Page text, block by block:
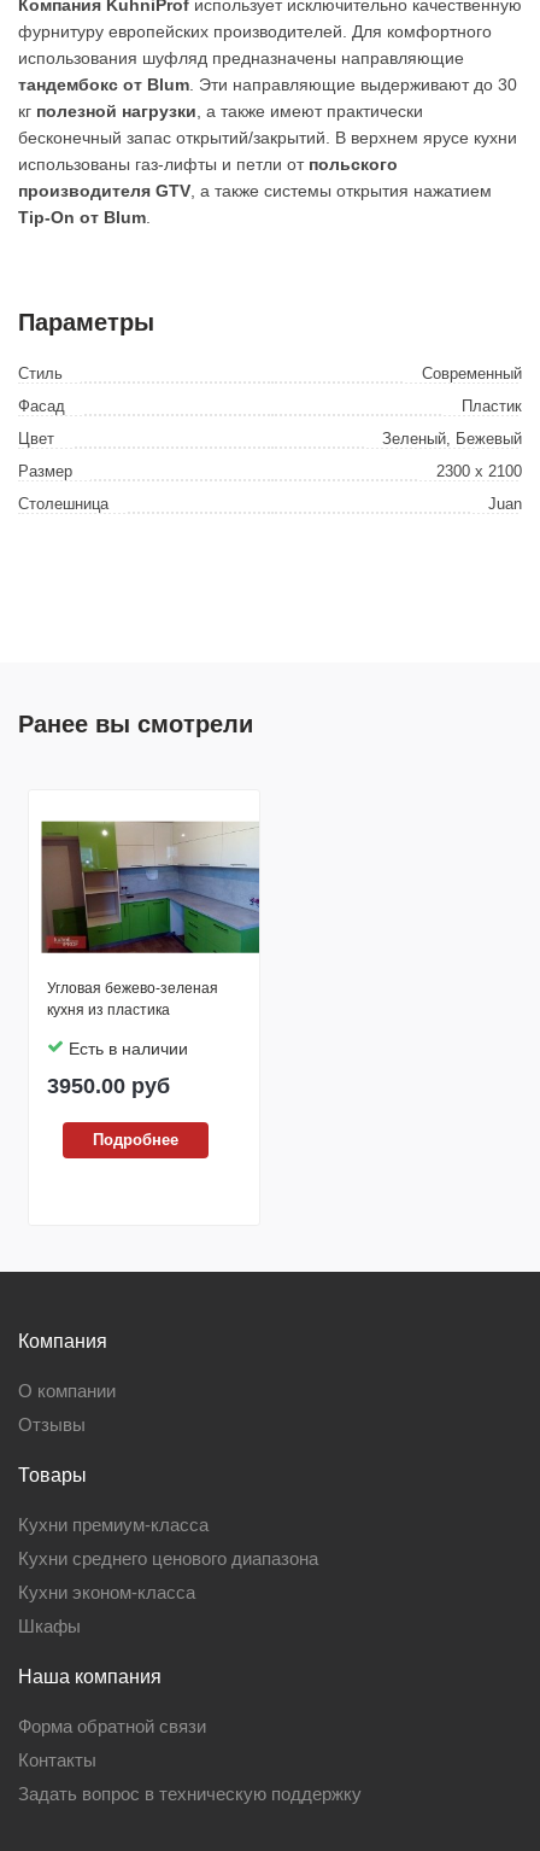
Компания KuhniProf использует исключительно качественную
фурнитуру европейских производителей. Для комфортного
использования шуфляд предназначены направляющие
тандембокс от Blum . Эти направляющие выдерживают до 30
кг полезной нагрузки , а также имеют практически
бесконечный запас открытий/закрытий. В верхнем ярусе кухни
использованы газ-лифты и петли от польского
производителя GTV , а также системы открытия нажатием
Tip-On от Blum
Параметры
Стиль
Современный
Фасад
Пластик
Цвет
Зеленый, Бежевый
Размер
2300 х 2100
Столешница
Juan
Ранее вы смотрели
Угловая бежево-зеленая
кухня из пластика
Есть в наличии
3950.00 руб
Подробнее
Компания
О компании
Отзывы
Товары
Кухни премиум-класса
Кухни среднего ценового диапазона
Кухни эконом-класса
Шкафы
Наша компания
Форма обратной связи
Контакты
Задать вопрос в техническую поддержку